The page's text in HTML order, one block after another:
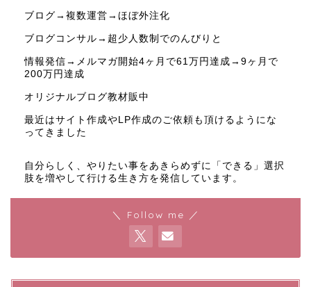
ブログ→複数運営→ほぼ外注化
ブログコンサル→超少人数制でのんびりと
情報発信→メルマガ開始4ヶ月で61万円達成→9ヶ月で
200万円達成
オリジナルブログ教材販中
最近はサイト作成やLP作成のご依頼も頂けるようにな
ってきました
自分らしく、やりたい事をあきらめずに「できる」選択
肢を増やして行ける生き方を発信しています。
＼ Follow me ／